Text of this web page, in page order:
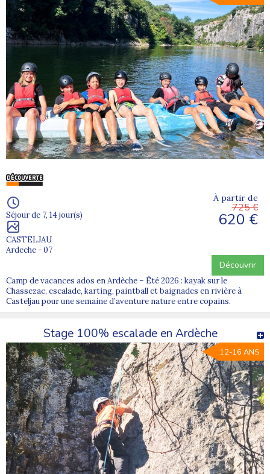
Séjour de 7, 14 jour(s)
CASTELJAU
Ardeche - 07
À partir de
725 €
620 €
Découvrir
Camp de vacances ados en Ardèche – Été 2026 : kayak sur le
Chassezac, escalade, karting, paintball et baignades en rivière à
Casteljau pour une semaine d’aventure nature entre copains.
Stage 100% escalade en Ardèche
12-16 ANS